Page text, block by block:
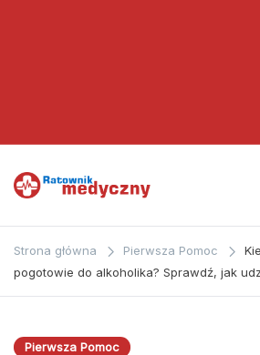
Ratownik
Medyczny
zagadnieniom z
bezpośrednio
Strona główna Pierwsza Pomoc
pogotowie do alkoholika? Sprawdź, jak
Pierwsza Pomoc